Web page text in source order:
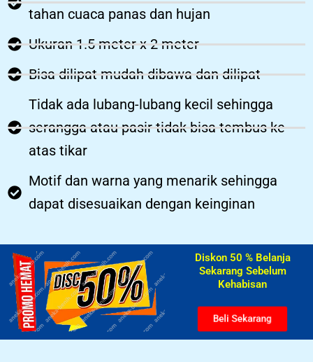
tahan cuaca panas dan hujan
Ukuran 1.5 meter x 2 meter
Bisa dilipat mudah dibawa dan dilipat
Tidak ada lubang-lubang kecil sehingga
serangga atau pasir tidak bisa tembus ke
atas tikar
Motif dan warna yang menarik sehingga
dapat disesuaikan dengan keinginan
Diskon 50 % Belanja
Sekarang Sebelum
Kehabisan​
Beli Sekarang